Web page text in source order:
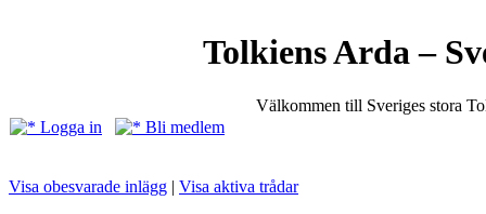
Tolkiens Arda –
Välkommen till Sveriges stora
Logga in
Bli medlem
Visa obesvarade inlägg | Visa aktiva trådar